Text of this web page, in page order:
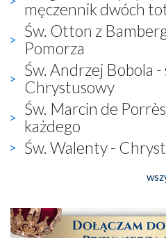
męczennik dwóch
Św. Otton z
Pomorza
Św. Andrzej Bobola
Chrystusowy
Św. Marcin de
każdego
Św. Walenty -